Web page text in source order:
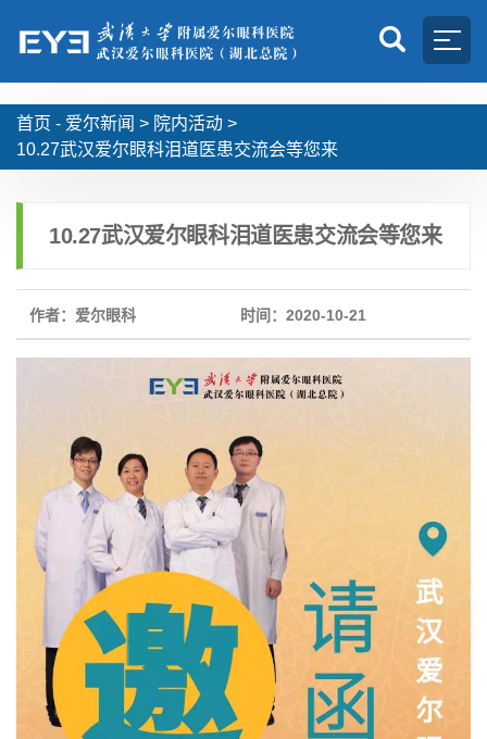
首页 - 爱尔新闻 > 院内活动 >
10.27武汉爱尔眼科泪道医患交流会等您来
10.27武汉爱尔眼科泪道医患交流会等您来
作者：爱尔眼科 时间：2020-10-21